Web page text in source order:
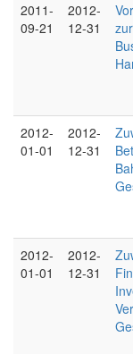
2011-
09-21
2012-
12-31
2012-
01-01
2012-
12-31
2012-
01-01
2012-
12-31